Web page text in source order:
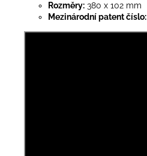
Rozměry: 380 x 102 mm
Mezinárodní patent číslo: